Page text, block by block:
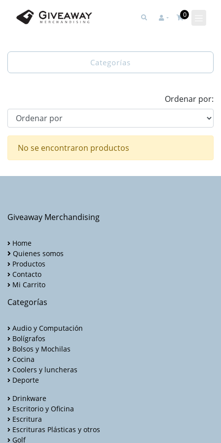
0
Categorías
Ordenar por:
No se encontraron productos
Giveaway Merchandising
Home
Quienes somos
Productos
Contacto
Mi Carrito
Categorías
Audio y Computación
Bolígrafos
Bolsos y Mochilas
Cocina
Coolers y luncheras
Deporte
Drinkware
Escritorio y Oficina
Escritura
Escrituras Plásticas y otros
Golf